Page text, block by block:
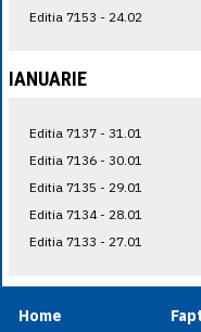
Editia 7153 - 24.02
IANUARIE
Editia 7137 - 31.01
Editia 7136 - 30.01
Editia 7135 - 29.01
Editia 7134 - 28.01
Editia 7133 - 27.01
Home